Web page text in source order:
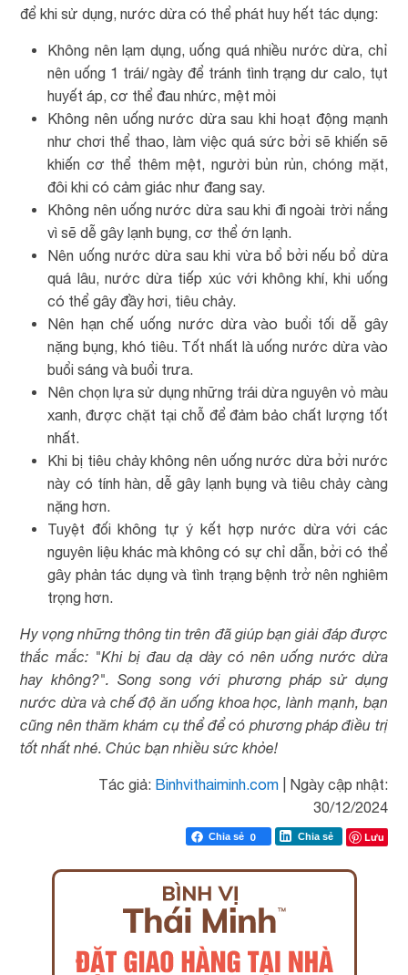
để khi sử dụng, nước dừa có thể phát huy hết tác dụng:
Không nên lạm dụng, uống quá nhiều nước dừa, chỉ
nên uống 1 trái/ ngày để tránh tình trạng dư calo, tụt
huyết áp, cơ thể đau nhức, mệt mỏi
Không nên uống nước dừa sau khi hoạt động mạnh
như chơi thể thao, làm việc quá sức bởi sẽ khiến sẽ
khiến cơ thể thêm mệt, người bủn rủn, chóng mặt,
đôi khi có cảm giác như đang say.
Không nên uống nước dừa sau khi đi ngoài trời nắng
vì sẽ dễ gây lạnh bụng, cơ thể ớn lạnh.
Nên uống nước dừa sau khi vừa bổ bởi nếu bổ dừa
quá lâu, nước dừa tiếp xúc với không khí, khi uống
có thể gây đầy hơi, tiêu chảy.
Nên hạn chế uống nước dừa vào buổi tối dễ gây
nặng bụng, khó tiêu. Tốt nhất là uống nước dừa vào
buổi sáng và buổi trưa.
Nên chọn lựa sử dụng những trái dừa nguyên vỏ màu
xanh, được chặt tại chỗ để đảm bảo chất lượng tốt
nhất.
Khi bị tiêu chảy không nên uống nước dừa bởi nước
này có tính hàn, dễ gây lạnh bụng và tiêu chảy càng
nặng hơn.
Tuyệt đối không tự ý kết hợp nước dừa với các
nguyên liệu khác mà không có sự chỉ dẫn, bởi có thể
gây phản tác dụng và tình trạng bệnh trở nên nghiêm
trọng hơn.
Hy vọng những thông tin trên đã giúp bạn giải đáp được
thắc mắc: "Khi bị đau dạ dày có nên uống nước dừa
hay không?". Song song với phương pháp sử dụng
nước dừa và chế độ ăn uống khoa học, lành mạnh, bạn
cũng nên thăm khám cụ thể để có phương pháp điều trị
tốt nhất nhé. Chúc bạn nhiều sức khỏe!
Tác giả: Binhvithaiminh.com
Ngày cập nhật:
30/12/2024
Chia sẻ 0 Chia sẻ Lưu